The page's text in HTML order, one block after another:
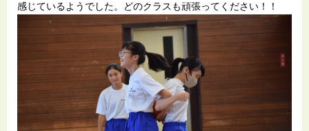
感じているようでした。どのクラスも頑張ってください！！